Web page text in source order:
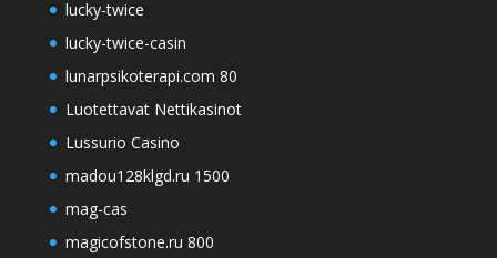
lucky-twice
lucky-twice-casin
lunarpsikoterapi.com 80
Luotettavat Nettikasinot
Lussurio Casino
madou128klgd.ru 1500
mag-cas
magicofstone.ru 800